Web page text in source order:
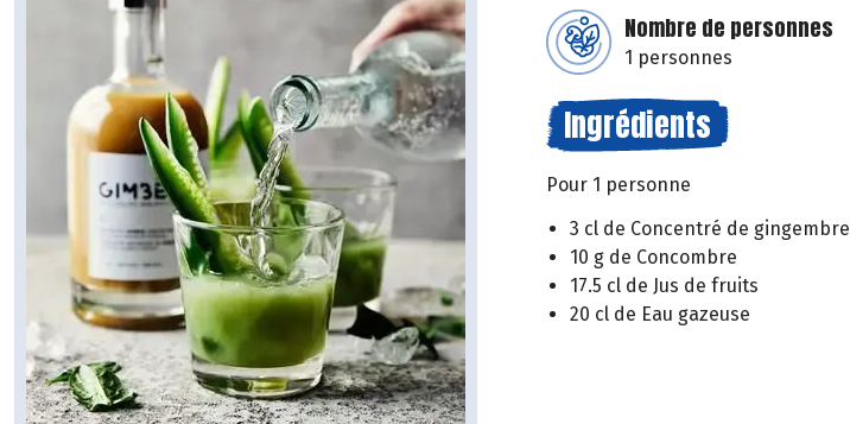
Nombre de personnes
1 personnes
Ingrédients
Pour 1 personne
3 cl de Concentré de gingembre
10 g de Concombre
17.5 cl de Jus de fruits
20 cl de Eau gazeuse